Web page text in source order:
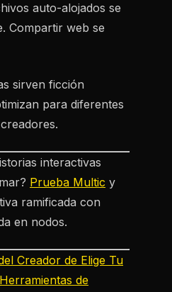
auto-alojados se
Compartir web se
sirven ficción
para diferentes
interactivas
Prueba Multic y
ramificada con
en nodos.
Creador de Elige Tu
Herramientas de